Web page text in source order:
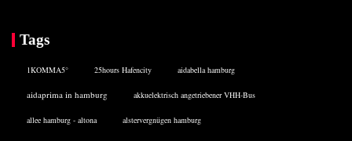
Tags
1KOMMA5° 25hours Hafencity aidabella hamburg
aidaprima in hamburg akkuelektrisch angetriebener VHH-Bus
allee hamburg - altona alstervergnügen hamburg